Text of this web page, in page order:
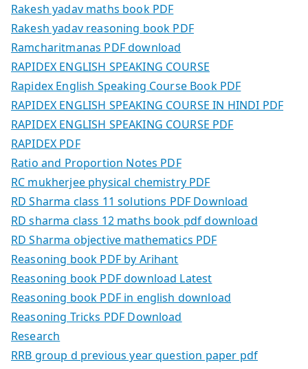
Rakesh yadav maths book PDF
Rakesh yadav reasoning book PDF
Ramcharitmanas PDF download
RAPIDEX ENGLISH SPEAKING COURSE
Rapidex English Speaking Course Book PDF
RAPIDEX ENGLISH SPEAKING COURSE IN HINDI PDF
RAPIDEX ENGLISH SPEAKING COURSE PDF
RAPIDEX PDF
Ratio and Proportion Notes PDF
RC mukherjee physical chemistry PDF
RD Sharma class 11 solutions PDF Download
RD sharma class 12 maths book pdf download
RD Sharma objective mathematics PDF
Reasoning book PDF by Arihant
Reasoning book PDF download Latest
Reasoning book PDF in english download
Reasoning Tricks PDF Download
Research
RRB group d previous year question paper pdf